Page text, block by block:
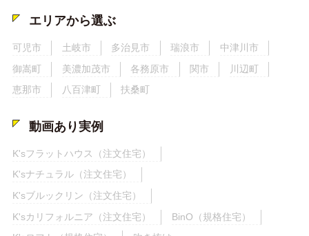
エリアから選ぶ
可児市 土岐市 多治見市 瑞浪市
中津川市
御嵩町
美濃加茂市 各務原市 関市
川辺町
恵那市
八百津町 扶桑町
動画あり実例
K'sフラットハウス（注文住宅）
K'sナチュラル（注文住宅）
K'sブルックリン（注文住宅）
K'sカリフォルニア（注文住宅）
BinO（規格住宅）